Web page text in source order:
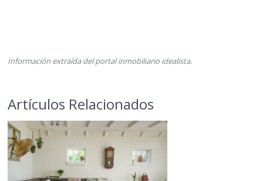
Información extraída del portal inmobiliario idealista.
Artículos Relacionados